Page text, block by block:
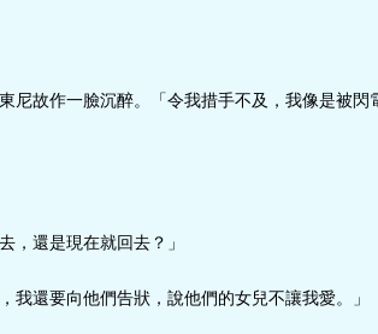
尼故作一臉沉醉。「令我措手不及，我像是被
，還是現在就回去？」
我還要向他們告狀，說他們的女兒不讓我愛。」